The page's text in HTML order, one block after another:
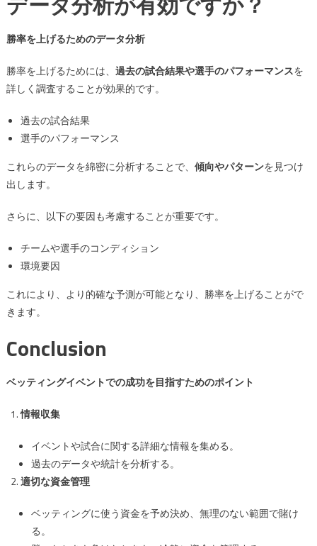
勝率を上げるためのデータ分析
勝率を上げるためには、 過去の試合結果や選手のパフォーマンスを
詳しく調査することが効果的です。
過去の試合結果
選手のパフォーマンス
これらのデータを綿密に分析することで、 傾向やパターンを見つけ
出します。
さらに、以下の要因も考慮することが重要です。
チームや選手のコンディション
環境要因
これにより、より的確な予測が可能となり、勝率を上げることがで
きます。
Conclusion
ベッティングイベントでの成功を目指すためのポイント
情報収集
イベントや試合に関する詳細な情報を集める。
過去のデータや統計を分析する。
適切な資金管理
ベッティングに使う資金を予め決め、無理のない範囲で賭け
る。